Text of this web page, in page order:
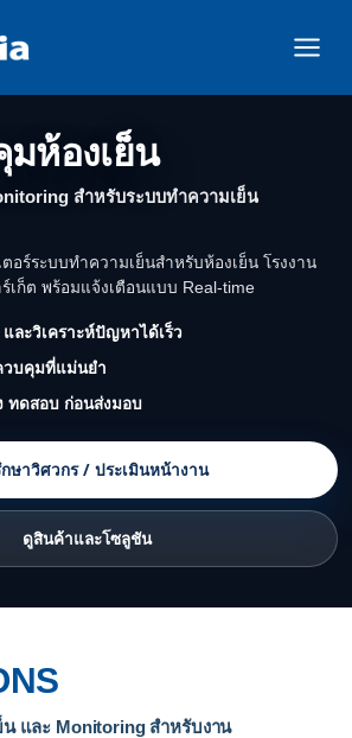
ห้องเย็น
สำหรับระบบทำความเย็น
อร์ระบบทำความเย็นสำหรับห้องเย็น โรงงาน
เก็ต พร้อมแจ้งเตือนแบบ Real-time
ละวิเคราะห์ปัญหาได้เร็ว
วบคุมที่แม่นยำ
ทดสอบ ก่อนส่งมอบ
ษาวิศวกร / ประเมินหน้างาน
ดูสินค้าและโซลูชัน
และ Monitoring สำหรับงาน